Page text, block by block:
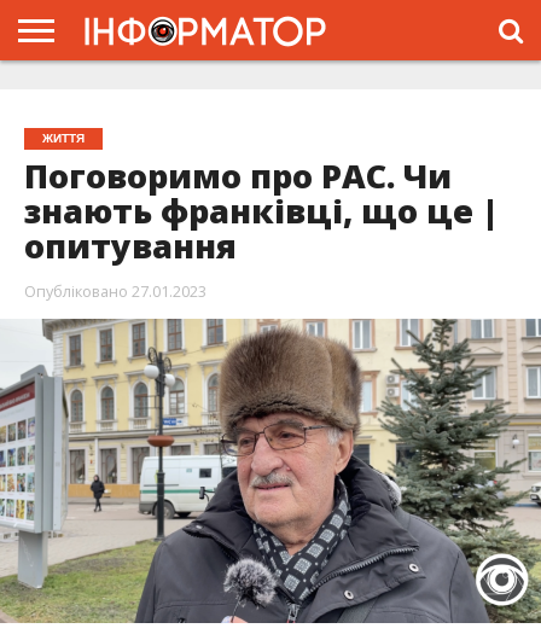
ЖИТТЯ
Поговоримо про РАС. Чи
знають франківці, що це |
опитування
Опубліковано 27.01.2023